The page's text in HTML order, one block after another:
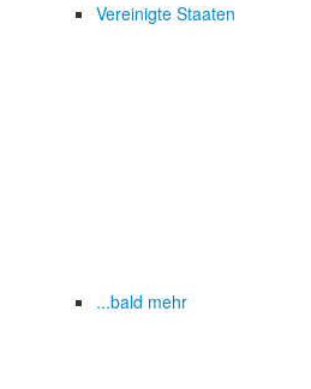
Vereinigte Staaten
...bald mehr